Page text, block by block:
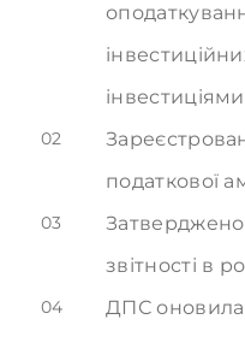
інвестиціями
02
податкової
03
звітності в
04
ДПС оновила